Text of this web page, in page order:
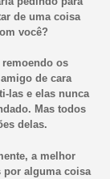
de uma coisa
você?
remoendo os
de cara
las e elas nunca
Mas todos
delas.
a melhor
por alguma coisa